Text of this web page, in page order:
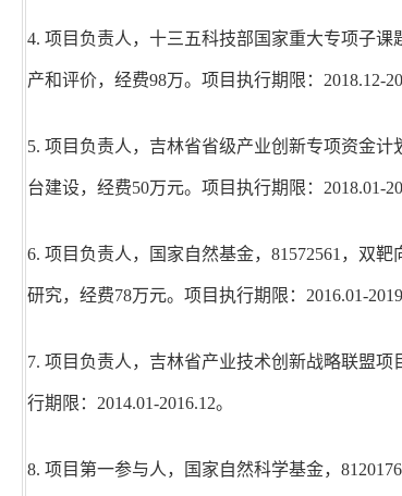
4. 项目负责人，十三五科技部国家重大专项子课
产和评价，经费98万。项目执行期限：2018.12-
5. 项目负责人，吉林省省级产业创新专项资金
台建设，经费50万元。项目执行期限：2018.01-
6. 项目负责人，国家自然基金，81572561，双
研究，经费78万元。项目执行期限：2016.01-
7. 项目负责人，吉林省产业技术创新战略联盟
行期限：2014.01-2016.12。
8. 项目第一参与人，国家自然科学基金，